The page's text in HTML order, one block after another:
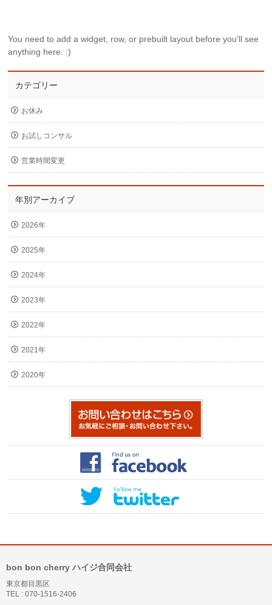
You need to add a widget, row, or prebuilt layout before you'll see
anything here. :)
カテゴリー
お休み
お試しコンサル
営業時間変更
年別アーカイブ
2026年
2025年
2024年
2023年
2022年
2021年
2020年
bon bon cherry ハイジ合同会社
東京都目黒区
TEL : 070-1516-2406